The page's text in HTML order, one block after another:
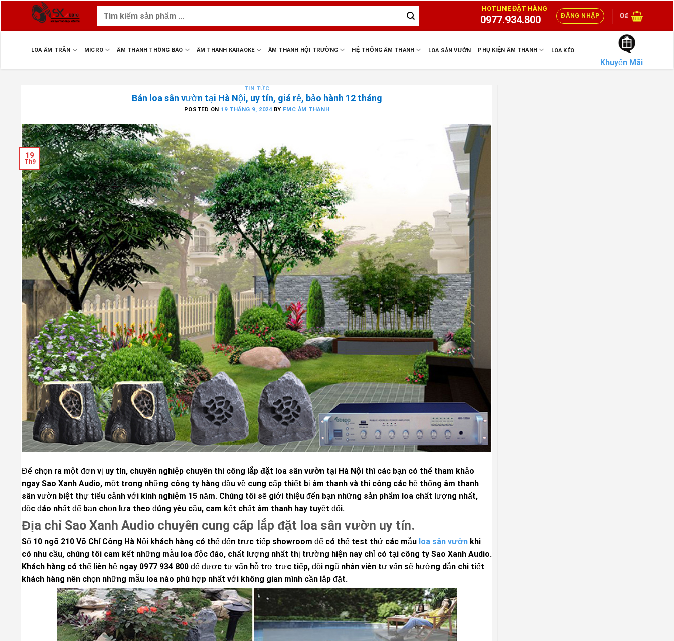
content
kiếm:
HOTLINE ĐẶT HÀNG
0977.934.800 ĐĂNG NHẬP 0₫
LOA ÂM TRẦN MICRO ÂM THANH THÔNG BÁO ÂM THANH KARAOKE ÂM THANH HỘI TRƯỜNG HỆ THỐNG ÂM THANH LOA SÂN VƯỜN PHỤ KIỆN ÂM THANH LOA KÉO
Khuyến Mãi
TIN TỨC
Bán loa sân vườn tại Hà Nội, uy tín, giá rẻ, bảo hành 12 tháng
POSTED ON 19 THÁNG 9, 2024BY FMC ÂM THANH
19
Th9
Để chọn ra một đơn vị uy tín, chuyên nghiệp chuyên thi công lắp đặt loa sân vườn tại Hà Nội thì các bạn có thể tham khảo
ngay Sao Xanh Audio, một trong những công ty hàng đầu về cung cấp thiết bị âm thanh và thi công các hệ thống âm thanh
sân vườn biệt thự tiểu cảnh với kinh nghiệm 15 năm. Chúng tôi sẽ giới thiệu đến bạn những sản phẩm loa chất lượng nhất,
độc đáo nhất để bạn chọn lựa theo đúng yêu cầu, cam kết chất âm thanh hay tuyệt đối.
Địa chỉ Sao Xanh Audio chuyên cung cấp lắp đặt loa sân vườn uy tín.
Số 10 ngõ 210 Võ Chí Công Hà Nội khách hàng có thể đến trực tiếp showroom để có thể test thử các mẫu loa sân vườn khi
có nhu cầu, chúng tôi cam kết những mẫu loa độc đáo, chất lượng nhất thị trường hiện nay chỉ có tại công ty Sao Xanh Audio.
Khách hàng có thể liên hệ ngay 0977 934 800 để được tư vấn hỗ trợ trực tiếp, đội ngũ nhân viên tư vấn sẽ hướng dẫn chi tiết
khách hàng nên chọn những mẫu loa nào phù hợp nhất với không gian mình cần lắp đặt.